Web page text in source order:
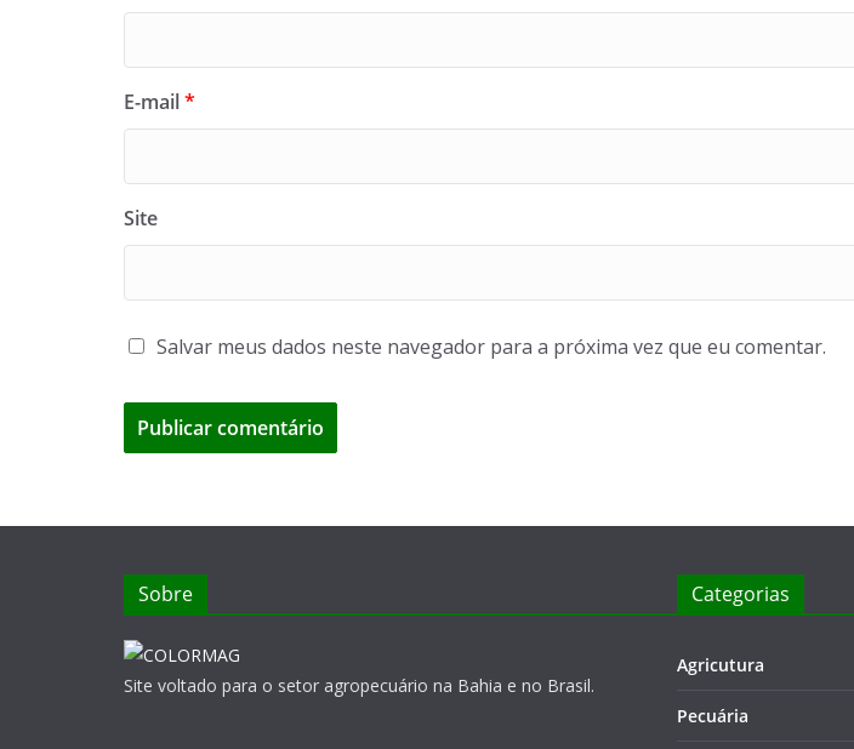
E-mail*
Site
Salvar meus dados neste navegador para a próxima vez que eu comentar.
Sobre
Site voltado para o setor agropecuário na Bahia e no Brasil.
Categorias
Agricutura
Pecuária